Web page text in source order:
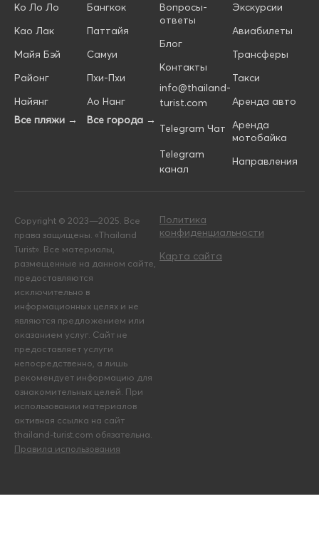
Ко Ло Ло
Као Лак
Майя Бэй
Районг
Найянг
Все пляжи →
Бангкок
Паттайя
Самуи
Пхи-Пхи
Ао Нанг
Все города →
Вопросы-
ответы
Блог
Контакты
info@thailand-
turist.com
Telegram Чат
Telegram
канал
Экскурсии
Авиабилеты
Трансферы
Такси
Аренда авто
Аренда
мотобайка
Направления
Copyright © 2023—2025. Все
права защищены. «Thailand
Turist». Все материалы,
размещенные на данном сайте,
предоставляются
исключительно в
информационных целях и не
являются предложением или
оказанием услуг. Сайт не
предоставляет услуги
непосредственно, а лишь
рекомендует информацию для
ознакомительных целей. При
использовании материалов
активная ссылка на сайт
thailand-turist.com обязательна.
Правила использования
Политика
конфиденциальности
Карта сайта